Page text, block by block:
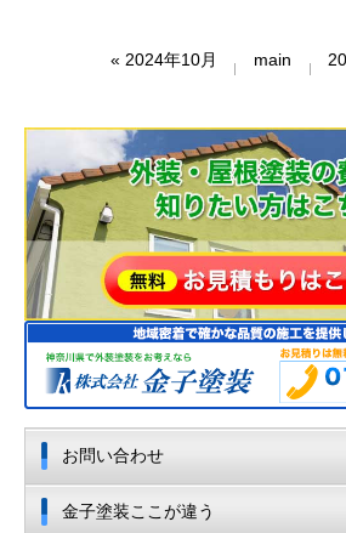
« 2024年10月 main
お問い合わせ
金子塗装ここが違う